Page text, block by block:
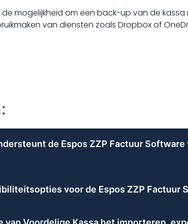
mogelijkheid om een back-up van de
van diensten zoals Dropbox of
de Espos ZZP Factuur Software
voor het efficiënt opstellen van
bedrijfsvoering voor ZZP’ers, van verkoop
voor de Espos ZZP Factuur